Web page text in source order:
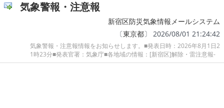
気象警報・注意報
新宿区防災気象情報メールシステム
〔東京都〕 2026/08/01 21:24:42
気象警報・注意報情報をお知らせします。■発表日時：2026年8月1日2
1時23分■発表官署：気象庁■各地域の情報：[新宿区]解除・雷注意報-